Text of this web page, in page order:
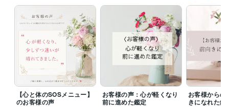
【心と体のSOSメニュー】
のお客様の声
お客様の声：心が軽くなり
前に進めた鑑定
お客様からの
きになれた鑑